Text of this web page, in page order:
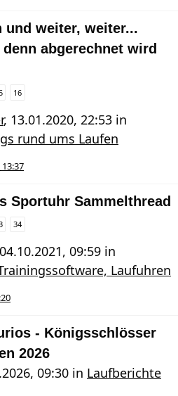
und weiter, weiter...
abgerechnet wird
16
, 13.01.2020, 22:53 in
rund ums Laufen
Sportuhr Sammelthread
34
04.10.2021, 09:59 in
Laufuhren
- Königsschlösser
2026
09:30 in Laufberichte